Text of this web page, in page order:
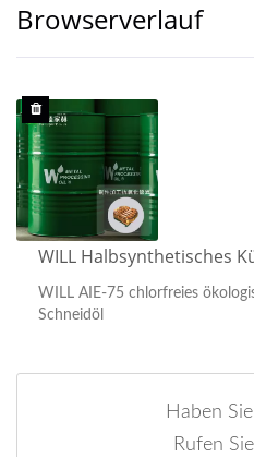
Browserverlauf
WILL Halbsynthetisches
WILL AIE-75 chlorfreies
Schneidöl
Haben
Rufen